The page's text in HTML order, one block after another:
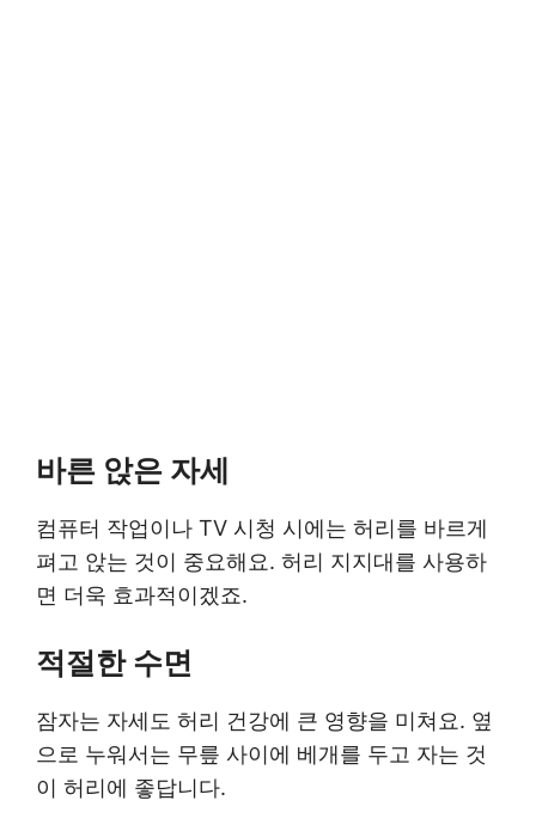
바른 앉은 자세
컴퓨터 작업이나 TV 시청 시에는 허리를 바르게
펴고 앉는 것이 중요해요. 허리 지지대를 사용하
면 더욱 효과적이겠죠.
적절한 수면
잠자는 자세도 허리 건강에 큰 영향을 미쳐요. 옆
으로 누워서는 무릎 사이에 베개를 두고 자는 것
이 허리에 좋답니다.